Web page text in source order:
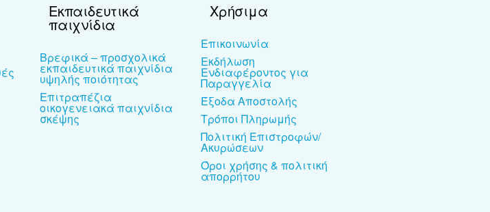
Εκπαιδευτικά
παιχνίδια
Βρεφικά – προσχολικά
εκπαιδευτικά παιχνίδια
υψηλής ποιότητας
Επιτραπέζια
οικογενειακά παιχνίδια
σκέψης
Χρήσιμα
Επικοινωνία
Εκδήλωση
Ενδιαφέροντος για
Παραγγελία
Έξοδα Αποστολής
Τρόποι Πληρωμής
Πολιτική Επιστροφών/
Ακυρώσεων
Όροι χρήσης & πολιτική
απορρήτου